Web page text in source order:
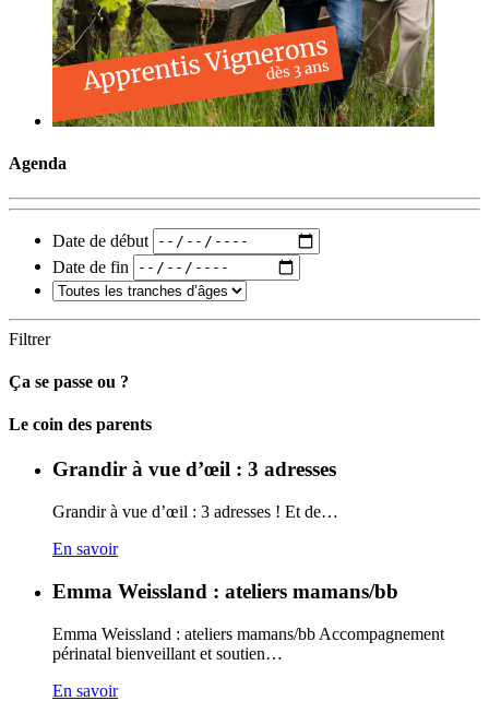
Agenda
Date de début
Date de fin
Filtrer
Ça se passe ou ?
Carto
Le coin des parents
Grandir à vue d’œil : 3 adresses
Grandir à vue d’œil : 3 adresses ! Et de…
En savoir
Emma Weissland : ateliers mamans/bb
Emma Weissland : ateliers mamans/bb Accompagnement
périnatal bienveillant et soutien…
En savoir